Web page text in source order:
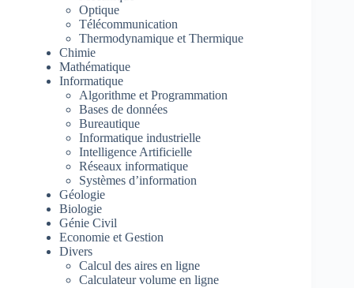
Optique
Télécommunication
Thermodynamique et Thermique
Chimie
Mathématique
Informatique
Algorithme et Programmation
Bases de données
Bureautique
Informatique industrielle
Intelligence Artificielle
Réseaux informatique
Systèmes d’information
Géologie
Biologie
Génie Civil
Economie et Gestion
Divers
Calcul des aires en ligne
Calculateur volume en ligne